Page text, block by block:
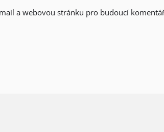
a webovou stránku pro budoucí